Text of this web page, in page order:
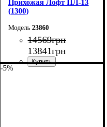
Прихожая Лофт ПЛ-13
(1300)
23860
14569грн
13841грн
-5%